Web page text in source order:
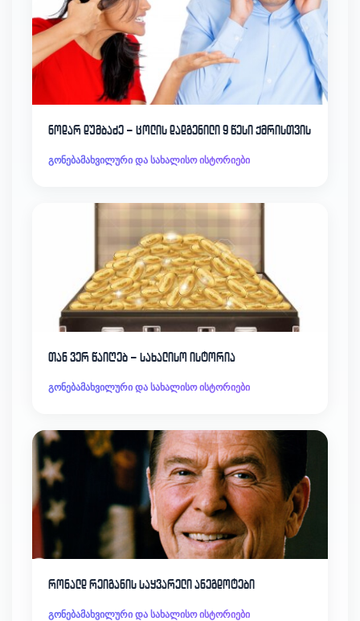
ნოდარ დუმბაძე – ცოლის დადგენილი 9 წესი ქმრისთვის
გონებამახვილური და სახალისო ისტორიები
თან ვერ წაიღებ – სახალისო ისტორია
გონებამახვილური და სახალისო ისტორიები
რონალდ რეიგანის საყვარელი ანეგდოტები
გონებამახვილური და სახალისო ისტორიები